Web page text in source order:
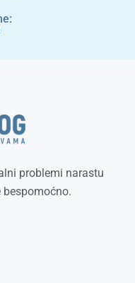
problemi narastu